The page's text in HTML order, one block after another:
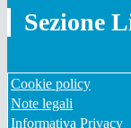
Sezione
Cookie policy
Note legali
Informativa Privacy